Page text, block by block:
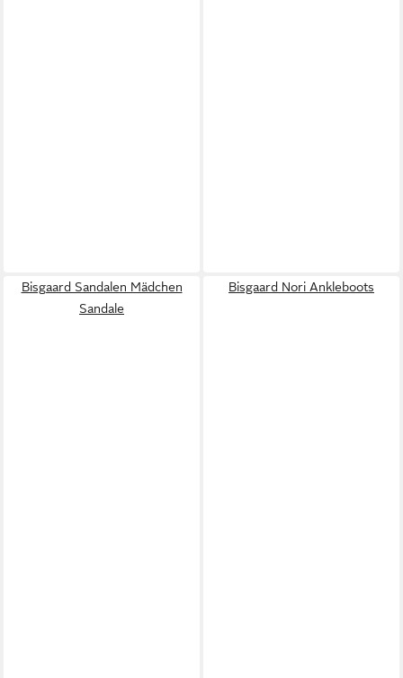
Bisgaard Sandalen Mädchen
Sandale
Bisgaard Nori Ankleboots